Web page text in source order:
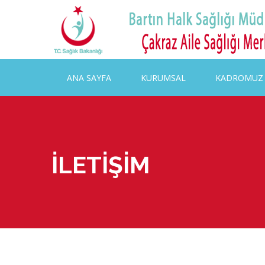
ANA SAYFA KURUMSAL KADROMUZ
İLETİŞİM